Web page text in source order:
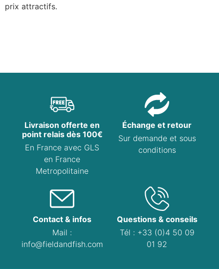
prix attractifs.
Livraison offerte en
point relais dès 100€
En France avec GLS
en France
Metropolitaine
Échange et retour
Sur demande et sous
conditions
Contact & infos
Mail :
info@fieldandfish.com
Questions & conseils
Tél : +33 (0)4 50 09
01 92